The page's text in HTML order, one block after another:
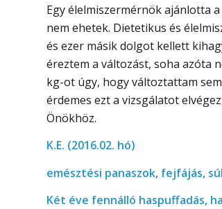
Egy élelmiszermérnök ajánlotta
nem ehetek. Dietetikus és
és ezer másik dolgot kellett
éreztem a változást, soha azóta
kg-ot úgy, hogy változtattam
érdemes ezt a vizsgálatot
Önökhöz.
K.E. (2016.02. hó)
emésztési panaszok, fejfájás,
Két éve fennálló haspuffadás,